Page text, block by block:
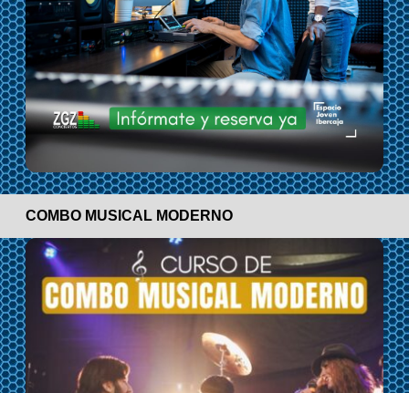
COMBO MUSICAL MODERNO